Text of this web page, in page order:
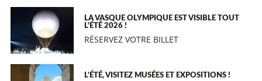
LA VASQUE OLYMPIQUE EST VISIBLE TOUT
L’ÉTÉ 2026 !
RÉSERVEZ VOTRE BILLET
L’ÉTÉ, VISITEZ MUSÉES ET EXPOSITIONS !